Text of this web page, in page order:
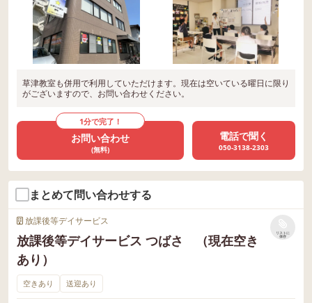
草津教室も併用で利用していただけます。現在は空いている曜日に限り
がございますので、お問い合わせください。
1分で完了！
お問い合わせ
(無料)
電話で聞く
050-3138-2303
まとめて問い合わせする
放課後等デイサービス
放課後等デイサービス つばさ （現在空き
あり）
リストに
保存
空きあり 送迎あり